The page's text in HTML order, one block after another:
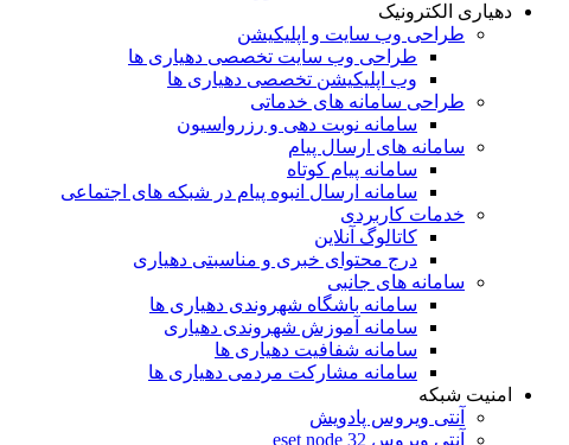
دهیاری الکترونیک
طراحی وب سایت و اپلیکیشن
طراحی وب سایت تخصصی دهیاری ها
وب اپلیکیشن تخصصی دهیاری ها
طراحی سامانه های خدماتی
سامانه نوبت دهی و رزرواسیون
سامانه های ارسال پیام
سامانه پیام کوتاه
سامانه ارسال انبوه پیام در شبکه های اجتماعی
خدمات کاربردی
کاتالوگ آنلاین
درج محتوای خبری و مناسبتی دهیاری
سامانه های جانبی
سامانه باشگاه شهروندی دهیاری ها
سامانه آموزش شهروندی دهیاری
سامانه شفافیت دهیاری ها
سامانه مشارکت مردمی دهیاری ها
امنیت شبکه
آنتی ویروس پادویش
آنتی ویروس 32 eset node